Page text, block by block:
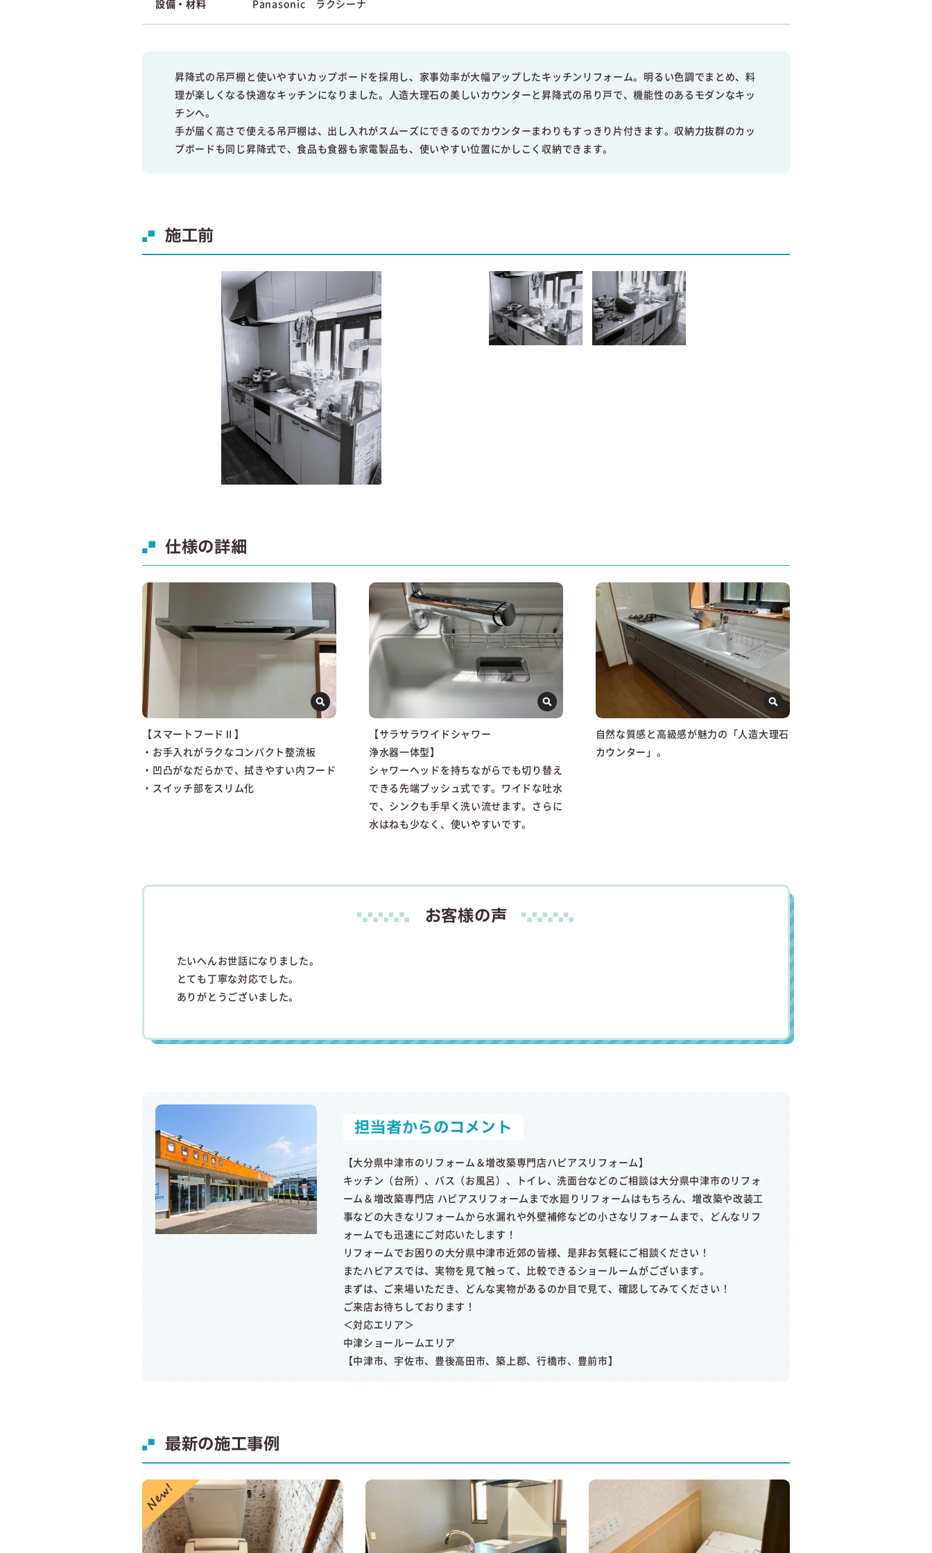
設備・材料 Panasonic ラクシーナ
昇降式の吊戸棚と使いやすいカップボードを採用し、家事効率が大幅アップしたキッチンリフォーム。明るい色調でまとめ、料
理が楽しくなる快適なキッチンになりました。人造大理石の美しいカウンターと昇降式の吊り戸で、機能性のあるモダンなキッ
チンへ。
手が届く高さで使える吊戸棚は、出し入れがスムーズにできるのでカウンターまわりもすっきり片付きます。収納力抜群のカッ
プボードも同じ昇降式で、食品も食器も家電製品も、使いやすい位置にかしこく収納できます。
施工前
仕様の詳細
【スマートフードⅡ】
・お手入れがラクなコンパクト整流板
・凹凸がなだらかで、拭きやすい内フード
・スイッチ部をスリム化
【サラサラワイドシャワー
浄水器一体型】
シャワーヘッドを持ちながらでも切り替え
できる先端プッシュ式です。ワイドな吐水
で、シンクも手早く洗い流せます。さらに
水はねも少なく、使いやすいです。
自然な質感と高級感が魅力の「人造大理石
カウンター」。
お客様の声
たいへんお世話になりました。
とても丁寧な対応でした。
ありがとうございました。
担当者からのコメント
【大分県中津市のリフォーム＆増改築専門店ハピアスリフォーム】
キッチン（台所）、バス（お風呂）、トイレ、洗面台などのご相談は大分県中津市のリフォ
ーム＆増改築専門店 ハピアスリフォームまで水廻りリフォームはもちろん、増改築や改装工
事などの大きなリフォームから水漏れや外壁補修などの小さなリフォームまで、どんなリフ
ォームでも迅速にご対応いたします！
リフォームでお困りの大分県中津市近郊の皆様、是非お気軽にご相談ください！
またハピアスでは、実物を見て触って、比較できるショールームがございます。
まずは、ご来場いただき、どんな実物があるのか目で見て、確認してみてください！
ご来店お待ちしております！
＜対応エリア＞
中津ショールームエリア
【中津市、宇佐市、豊後高田市、築上郡、行橋市、豊前市】
最新の施工事例